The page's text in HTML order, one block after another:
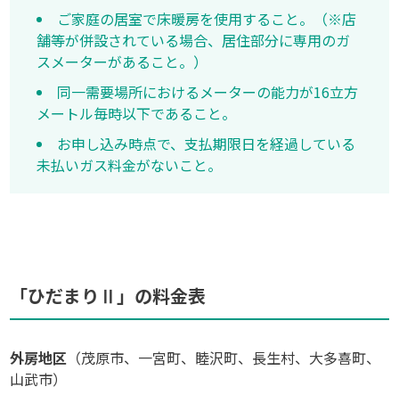
ご家庭の居室で床暖房を使用すること。（※店
舗等が併設されている場合、居住部分に専用のガ
スメーターがあること。）
同一需要場所におけるメーターの能力が16立方
メートル毎時以下であること。
お申し込み時点で、支払期限日を経過している
未払いガス料金がないこと。
「ひだまりⅡ」の料金表
外房地区 （茂原市、一宮町、睦沢町、長生村、大多喜町、
山武市）